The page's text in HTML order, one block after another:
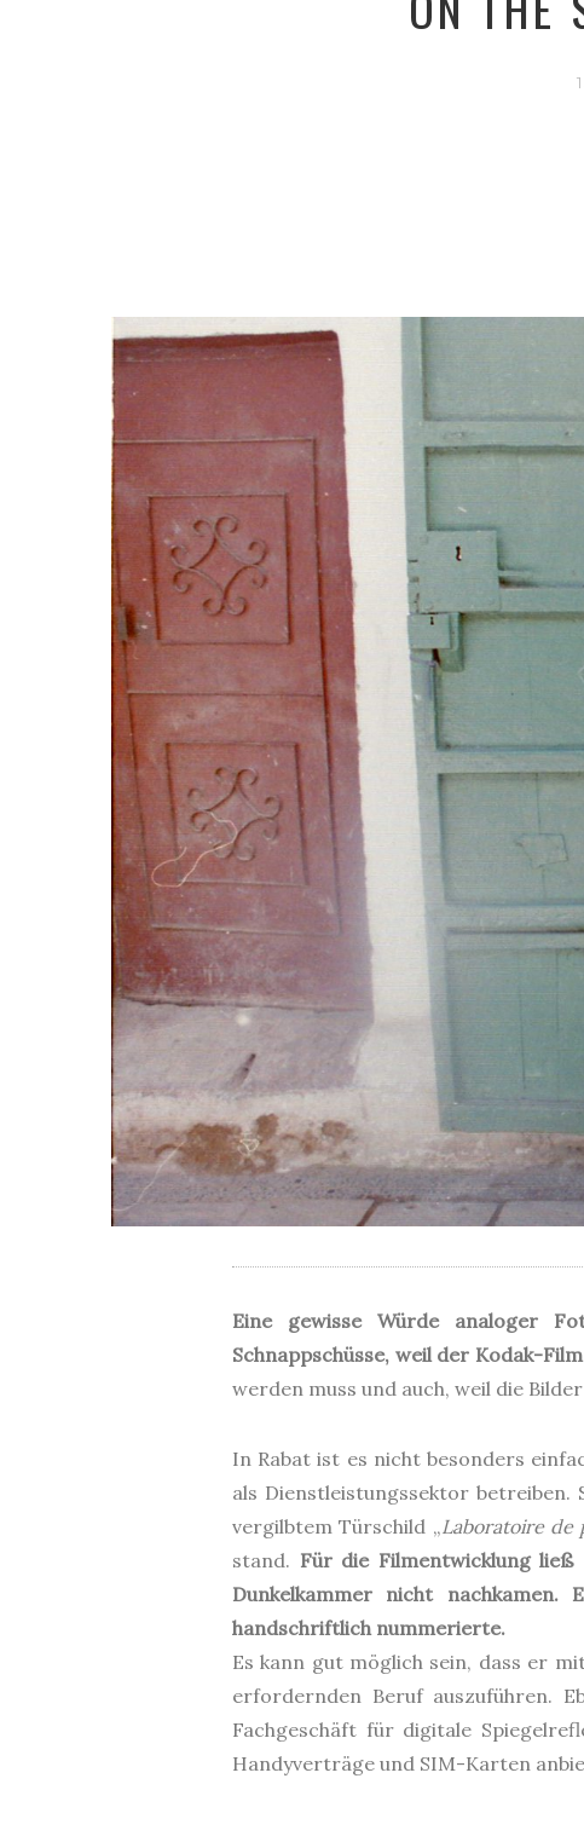
Eine gewisse Würde analoger
Schnappschüsse, weil der Kodak-
werden muss und auch, weil die
In Rabat ist es nicht besonders
als Dienstleistungssektor betreiben.
vergilbtem Türschild „Laboratoire
stand. Für die Filmentwicklung
Dunkelkammer nicht
handschriftlich nummerierte.
Es kann gut möglich sein, dass er
erfordernden Beruf auszuführen.
Fachgeschäft für digitale
Handyverträge und SIM-Karten